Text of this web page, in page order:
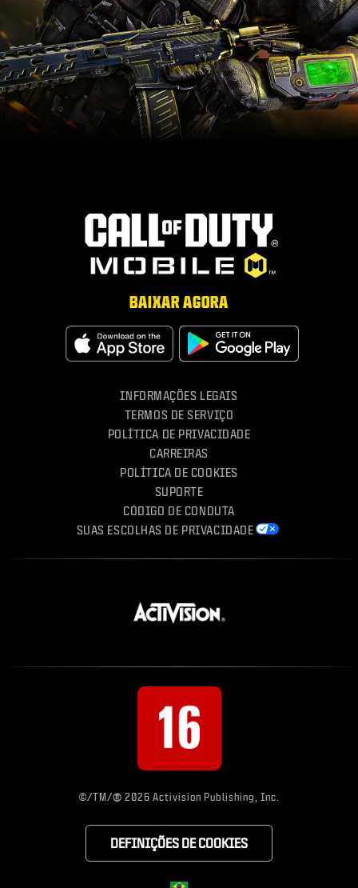
BAIXAR AGORA
Baixe na App Store
INFORMAÇÕES LEGAIS
TERMOS DE SERVIÇO
POLÍTICA DE PRIVACIDADE
CARREIRAS
POLÍTICA DE COOKIES
SUPORTE
CÓDIGO DE CONDUTA
SUAS ESCOLHAS DE PRIVACIDADE
©/TM/® 2026 Activision Publishing, Inc.
DEFINIÇÕES DE COOKIES
Choose your region